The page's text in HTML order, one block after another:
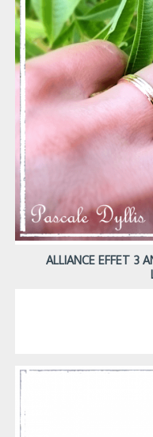
ALLIANCE EFFET 3